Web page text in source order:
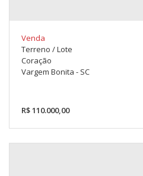
Venda
Terreno / Lote
Coração
Vargem Bonita - SC
R$ 110.000,00